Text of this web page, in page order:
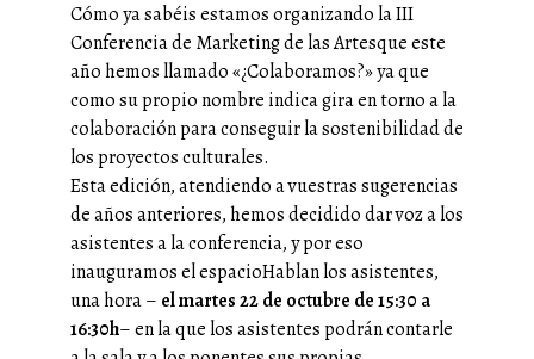
Cómo ya sabéis estamos organizando la III
Conferencia de Marketing de las Artesque este
año hemos llamado «¿Colaboramos?» ya que
como su propio nombre indica gira en torno a la
colaboración para conseguir la sostenibilidad de
los proyectos culturales.
Esta edición, atendiendo a vuestras sugerencias
de años anteriores, hemos decidido dar voz a los
asistentes a la conferencia, y por eso
inauguramos el espacioHablan los asistentes,
una hora – el martes 22 de octubre de 15:30 a
16:30h– en la que los asistentes podrán contarle